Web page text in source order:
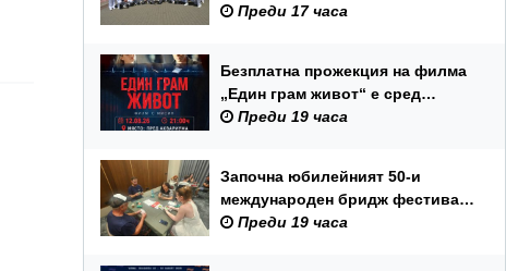
спортове на Военноморските
Преди 17 часа
Безплатна прожекция на филма
„Един грам живот“ е сред
събитията за Международния
Преди 19 часа
Започна юбилейният 50-и
международен бридж фестивал
„Варна“
Преди 19 часа